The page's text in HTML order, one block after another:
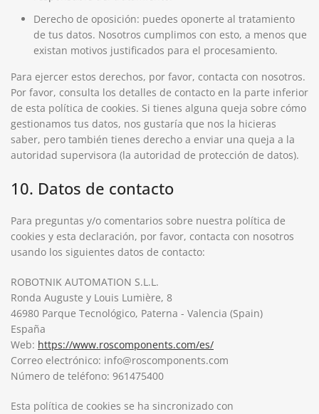
Derecho de oposición: puedes oponerte al tratamiento
de tus datos. Nosotros cumplimos con esto, a menos que
existan motivos justificados para el procesamiento.
Para ejercer estos derechos, por favor, contacta con nosotros.
Por favor, consulta los detalles de contacto en la parte inferior
de esta política de cookies. Si tienes alguna queja sobre cómo
gestionamos tus datos, nos gustaría que nos la hicieras
saber, pero también tienes derecho a enviar una queja a la
autoridad supervisora (la autoridad de protección de datos).
10. Datos de contacto
Para preguntas y/o comentarios sobre nuestra política de
cookies y esta declaración, por favor, contacta con nosotros
usando los siguientes datos de contacto:
ROBOTNIK AUTOMATION S.L.L.
Ronda Auguste y Louis Lumière, 8
46980 Parque Tecnológico, Paterna - Valencia (Spain)
España
Web: https://www.roscomponents.com/es/
Correo electrónico: info@roscomponents.com
Número de teléfono: 961475400
Esta política de cookies se ha sincronizado con